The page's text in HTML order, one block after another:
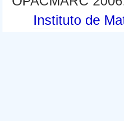
Instituto de